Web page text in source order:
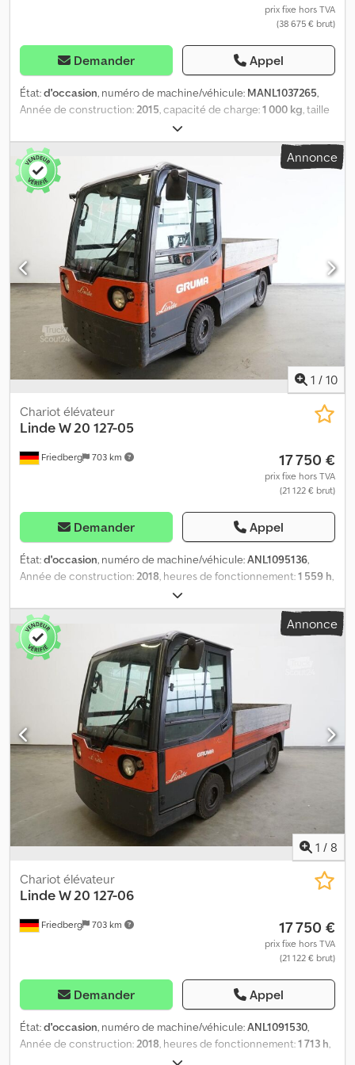
prix fixe hors TVA
(38 675 € brut)
Demander Appel
État:d'occasion, numéro de machine/véhicule: MANL1037265,
Année de construction:2015, capacité de charge:1 000 kg, taille
, taille de pneu arrière:
2 850 kg, carburant:électricité, - Gyrophare - 1 module de départ
- 3 modules principaux - 1 module de fin - 4 cadres en C 800x1200
- 1 cadre EV4 800x1200 - 1 cadre EF2 800x1200 - 1 cadre étrier
800x1200 incl. protection contre les intempéries, 1 cadre
plateforme 1000x1800 incl. protection contre les intempéries
Dkjdex Img Hjpfx Acqjr - Capacité de charge 1000 kg par support
de marchandises - 10 chariots Réf : MANL1037265
Annonce
1 / 10
Friedberg 703 km
Chariot élévateur
LindeW 20 127-05
17 750 €
prix fixe hors TVA
(21 122 € brut)
Demander Appel
État:d'occasion, numéro de machine/véhicule:ANL1095136,
Année de construction:2018, heures de fonctionnement:1 559 h,
, capacité de la batterie:
tension de la batterie:80 V, taille du pneu avant:6.00 R9, taille de
pneu arrière:
, hauteur totale:1 820
mm, longueur totale:3 530 mm, largeur totale:
carburant:
électricité, - Aquamatic sur batterie - Prise véhicule
REMA 320A - Changement latéral de batterie sans rouleaux -
Cabine intégrale - Hauteur avec toit de protection du
conducteur : 1820 mm - Chauffage - Installation d'éclairage avec
feux de position, de route, de stop et clignotants selon STVZO -
Attelage : Rockinger 244A35002 hauteur 370 mm - Rétroviseurs
intérieur et extérieurs - Contrôle d'accès : commutateur à clé -
Siège conducteur standard (similicuir) - Pédale unique - Version
conduite à gauche - Plateforme 2200x1250 mm - Ridelles
démontables - Inverseur de direction à gauche - Pare-soleil
gauche et droit - Attelage Rockinger type RO*244U35 hauteur
370 mm Dodpszpgd Ssfx Acqekr
Annonce
1 / 8
Friedberg 703 km
Chariot élévateur
LindeW 20 127-06
17 750 €
prix fixe hors TVA
(21 122 € brut)
Demander Appel
État:d'occasion, numéro de machine/véhicule:ANL1091530,
Année de construction:2018, heures de fonctionnement:1 713 h,
, capacité de la batterie: